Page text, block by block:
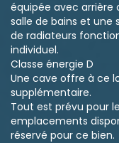
équipée avec arrière
salle de bains et une
de radiateurs
individuel.
Classe énergie D
Une cave offre à ce
supplémentaire.
Tout est prévu pour
emplacements
réservé pour ce bien.